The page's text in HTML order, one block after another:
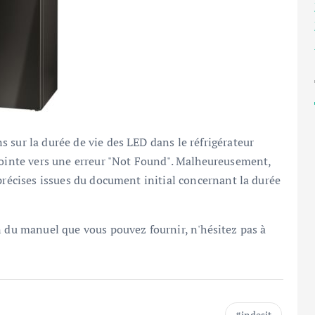
la durée de vie des LED dans le réfrigérateur
vers une erreur "Not Found". Malheureusement,
issues du document initial concernant la durée
manuel que vous pouvez fournir, n'hésitez pas à